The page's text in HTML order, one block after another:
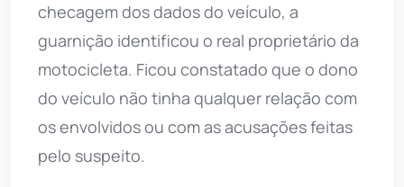
checagem dos dados do veículo, a
guarnição identificou o real proprietário da
motocicleta. Ficou constatado que o dono
do veículo não tinha qualquer relação com
os envolvidos ou com as acusações feitas
pelo suspeito.